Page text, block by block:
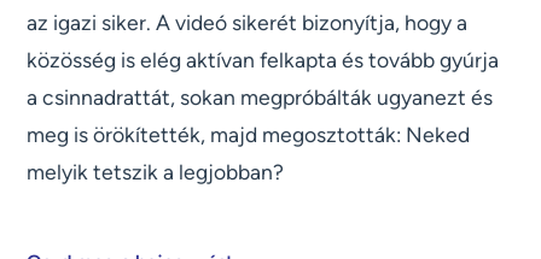
az igazi siker. A videó sikerét bizonyítja, hogy a
közösség is elég aktívan felkapta és tovább gyúrja
a csinnadrattát, sokan megpróbálták ugyanezt és
meg is örökítették, majd megosztották: Neked
melyik tetszik a legjobban?